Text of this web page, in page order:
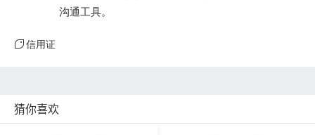
沟通工具。
信用证
猜你喜欢